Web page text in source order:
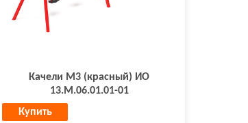
Качели М3 (красный) ИО
13.М.06.01.01-01
Купить